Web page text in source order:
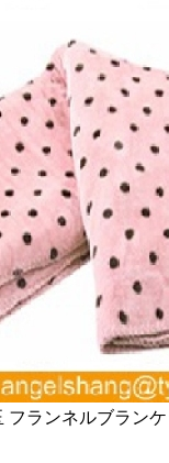
フランネルブランケ